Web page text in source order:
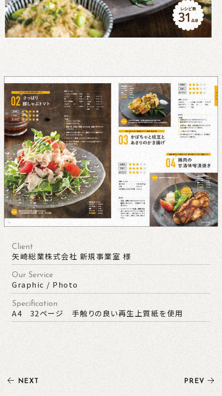
Client
矢崎総業株式会社 新規事業室 様
Our Service
Graphic / Photo
Specification
A4 32ページ 手触りの良い再生上質紙を使用
PREV
NEXT